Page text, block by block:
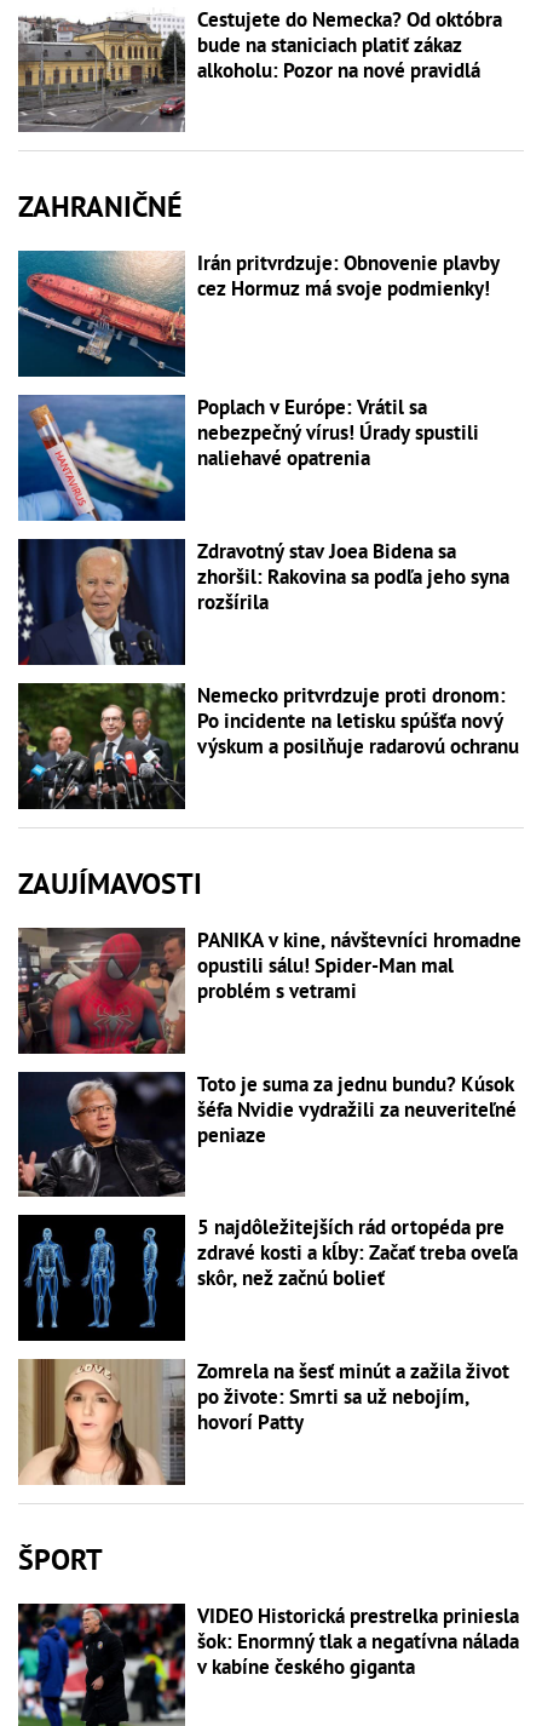
Cestujete do Nemecka? Od októbra
bude na staniciach platiť zákaz
alkoholu: Pozor na nové pravidlá
ZAHRANIČNÉ
Irán pritvrdzuje: Obnovenie plavby
cez Hormuz má svoje podmienky!
Poplach v Európe: Vrátil sa
nebezpečný vírus! Úrady spustili
naliehavé opatrenia
Zdravotný stav Joea Bidena sa
zhoršil: Rakovina sa podľa jeho syna
rozšírila
Nemecko pritvrdzuje proti dronom:
Po incidente na letisku spúšťa nový
výskum a posilňuje radarovú ochranu
ZAUJÍMAVOSTI
PANIKA v kine, návštevníci hromadne
opustili sálu! Spider-Man mal
problém s vetrami
Toto je suma za jednu bundu? Kúsok
šéfa Nvidie vydražili za neuveriteľné
peniaze
5 najdôležitejších rád ortopéda pre
zdravé kosti a kĺby: Začať treba oveľa
skôr, než začnú bolieť
Zomrela na šesť minút a zažila život
po živote: Smrti sa už nebojím,
hovorí Patty
ŠPORT
VIDEO Historická prestrelka priniesla
šok: Enormný tlak a negatívna nálada
v kabíne českého giganta